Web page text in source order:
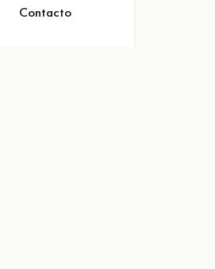
Contacto